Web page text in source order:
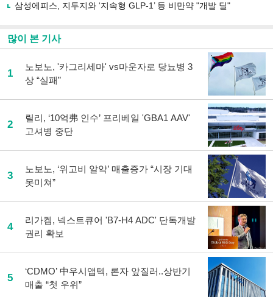
삼성에피스, 지투지와 ‘지속형 GLP-1’ 등 비만약 "개발 딜"
많이 본 기사
1
노보노, '카그리세마' vs마운자로 당뇨병 3
상 “실패”
2
릴리, ‘10억弗 인수’ 프리베일 'GBA1 AAV'
고셔병 중단
3
노보노, ‘위고비 알약’ 매출증가 “시장 기대
못미쳐”
4
리가켐, 넥스트큐어 'B7-H4 ADC' 단독개발
권리 확보
5
‘CDMO’ 中우시앱텍, 론자 앞질러..상반기
매출 “첫 우위”